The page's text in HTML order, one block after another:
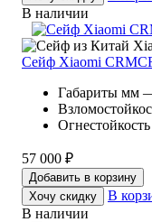
В наличии
Сейф Xiaomi
Габариты мм
57 000 ₽
Добавить в корзину
Хочу скидку
В
В наличии